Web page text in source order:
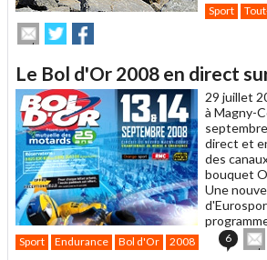
Sport
Envoyer
cet
à
un
ami
Partager
sur
sur
Le Bol d'Or 2008 en direct
29 juillet
à Magny-
direct et
des
bouquet
Une
Sport Endurance Bol d'Or 2008 6
cet